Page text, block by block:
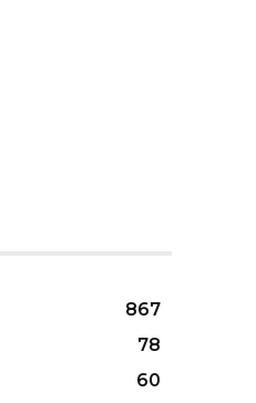
867
78
60